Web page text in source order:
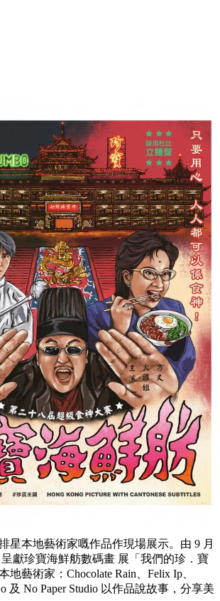
星本地藝術家嘅作品作現場展示。由 9 月
呈獻珍寶海鮮舫數碼畫 展「我們的珍．寶
地藝術家：Chocolate Rain、Felix Ip、
及 No Paper Studio 以作品說故事，分享美